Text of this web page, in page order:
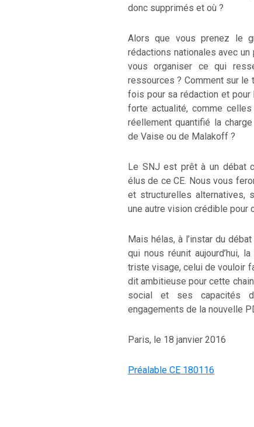
donc supprimés et où ?
Alors que vous prenez le
rédactions nationales avec
vous organiser ce qui
ressources ? Comment sur le
fois pour sa rédaction et pour
forte actualité, comme
réellement quantifié la
de Vaise ou de Malakoff ?
Le SNJ est prêt à un débat
élus de ce CE. Nous vous
et structurelles alternatives,
une autre vision crédible pour
Mais hélas, à l’instar du
qui nous réunit aujourd’hui,
triste visage, celui de vouloir
dit ambitieuse pour cette
social et ses capacités
engagements de la nouvelle
Paris, le 18 janvier 2016
Préalable CE 180116